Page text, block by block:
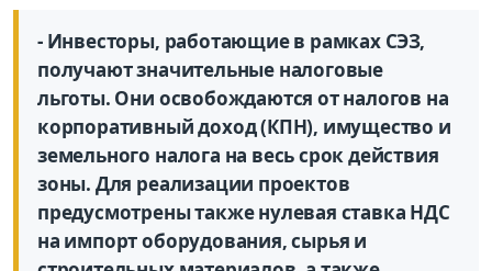
- Инвесторы, работающие в рамках СЭЗ,
получают значительные налоговые
льготы. Они освобождаются от налогов на
корпоративный доход (КПН), имущество и
земельного налога на весь срок действия
зоны. Для реализации проектов
предусмотрены также нулевая ставка НДС
на импорт оборудования, сырья и